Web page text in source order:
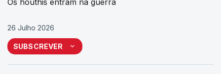
Os houthis entram na guerra
26 Julho 2026
SUBSCREVER